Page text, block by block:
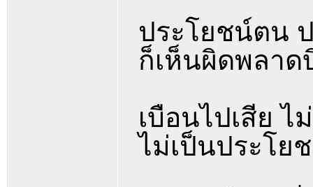
ประโยชน์ตน
ก็เห็นผิดพลาด
เบือนไปเสีย ไ
ไม่เป็นประโย